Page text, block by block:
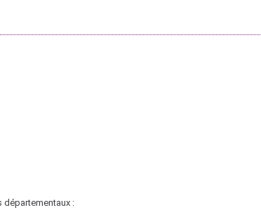
départementaux :